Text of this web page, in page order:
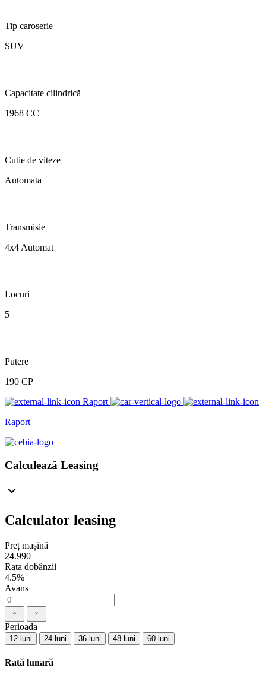
Tip caroserie
SUV
Capacitate cilindrică
1968 CC
Cutie de viteze
Automata
Transmisie
4x4 Automat
Locuri
5
Putere
190 CP
Raport
Raport
Calculează Leasing
Calculator leasing
Preț mașină
24.990
Rata dobânzii
4.5%
Avans
Perioada
12 luni 24 luni 36 luni 48 luni 60 luni
Rată lunară